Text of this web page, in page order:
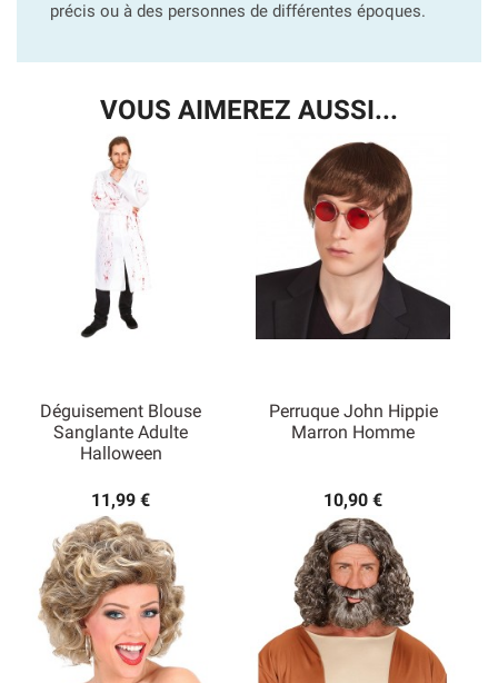
précis ou à des personnes de différentes époques.
VOUS AIMEREZ AUSSI...
Déguisement Blouse
Sanglante Adulte
Halloween
11,99 €
Perruque John Hippie
Marron Homme
10,90 €